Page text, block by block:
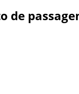
de